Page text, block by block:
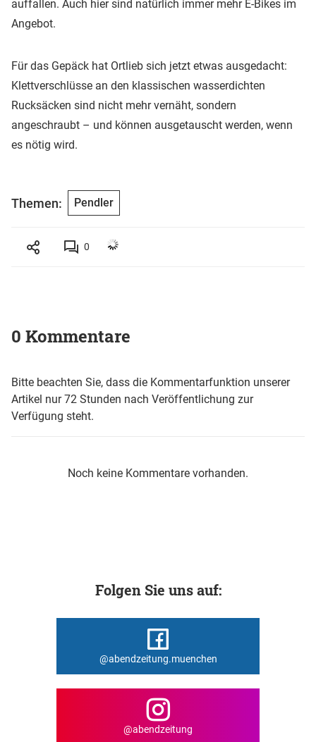
auffallen. Auch hier sind natürlich immer mehr E-Bikes im
Angebot.
Für das Gepäck hat Ortlieb sich jetzt etwas ausgedacht:
Klettverschlüsse an den klassischen wasserdichten
Rucksäcken sind nicht mehr vernäht, sondern
angeschraubt – und können ausgetauscht werden, wenn
es nötig wird.
Themen: Pendler
0
0 Kommentare
Bitte beachten Sie, dass die Kommentarfunktion unserer
Artikel nur 72 Stunden nach Veröffentlichung zur
Verfügung steht.
Noch keine Kommentare vorhanden.
Folgen Sie uns auf:
@abendzeitung.muenchen
@abendzeitung